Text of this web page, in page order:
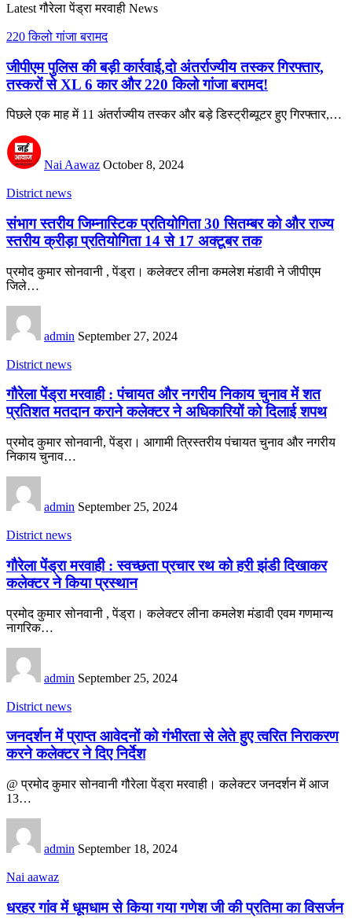
Latest गौरेला पेंड्रा मरवाही News
220 किलो गांजा बरामद
जीपीएम पुलिस की बड़ी कार्रवाई,दो अंतर्राज्यीय तस्कर गिरफ्तार,
तस्करों से XL 6 कार और 220 किलो गांजा बरामद!
पिछले एक माह में 11 अंतर्राज्यीय तस्कर और बड़े डिस्ट्रीब्यूटर हुए गिरफ्तार,…
Nai Aawaz October 8, 2024
District news
संभाग स्तरीय जिम्नास्टिक प्रतियोगिता 30 सितम्बर को और राज्य
स्तरीय क्रीड़ा प्रतियोगिता 14 से 17 अक्टूबर तक
प्रमोद कुमार सोनवानी , पेंड्रा। कलेक्टर लीना कमलेश मंडावी ने जीपीएम
जिले…
admin September 27, 2024
District news
गौरेला पेंड्रा मरवाही : पंचायत और नगरीय निकाय चुनाव में शत
प्रतिशत मतदान कराने कलेक्टर ने अधिकारियों को दिलाई शपथ
प्रमोद कुमार सोनवानी, पेंड्रा। आगामी त्रिस्तरीय पंचायत चुनाव और नगरीय
निकाय चुनाव…
admin September 25, 2024
District news
गौरेला पेंड्रा मरवाही : स्वच्छता प्रचार रथ को हरी झंडी दिखाकर
कलेक्टर ने किया प्रस्थान
प्रमोद कुमार सोनवानी , पेंड्रा। कलेक्टर लीना कमलेश मंडावी एवम गणमान्य
नागरिक…
admin September 25, 2024
District news
जनदर्शन में प्राप्त आवेदनों को गंभीरता से लेते हुए त्वरित निराकरण
करने कलेक्टर ने दिए निर्देश
@ प्रमोद कुमार सोनवानी गौरेला पेंड्रा मरवाही। कलेक्टर जनदर्शन में आज
13…
admin September 18, 2024
Nai aawaz
धरहर गांव में धूमधाम से किया गया गणेश जी की प्रतिमा का विसर्जन